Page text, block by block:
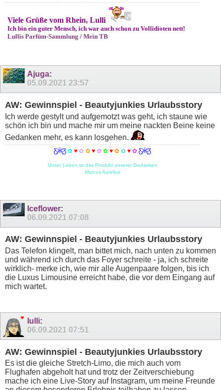
Viele Grüße vom Rhein, Lulli
Ich bin ein guter Mensch, ich war auch schon zu Vollidioten nett!
Lullis Parfüm-Sammlung / Mein TB
Ajuga:
05.09.2021 23:57
AW: Gewinnspiel - Beautyjunkies Urlaubsstory
Ich werde gestylt und aufgemotzt was geht, ich staune wie
schön ich bin und mache mir um meine nackten Beine keine
Gedanken mehr, es kann losgehen.
Ƹ̵̡Ӝ̵̨̄Ʒ ✿♥✿ ✿ ♥✿✿♥✿✿♥✿Ƹ̵̡Ӝ̵̨̄Ʒ
Unser Leben ist das Produkt unserer Gedanken
Marcus Aurelius
Iceflower:
06.09.2021 07:08
AW: Gewinnspiel - Beautyjunkies Urlaubsstory
Das Telefon klingelt, man bittet mich, nach unten zu kommen
und während ich durch das Foyer schreite - ja, ich schreite
wirklich- merke ich, wie mir alle Augenpaare folgen, bis ich
die Luxus Limousine erreicht habe, die vor dem Eingang auf
mich wartet.
lulli:
06.09.2021 07:51
AW: Gewinnspiel - Beautyjunkies Urlaubsstory
Es ist die gleiche Stretch-Limo, die mich auch vom
Flughafen abgeholt hat und trotz der Zeitverschiebung
mache ich eine Live-Story auf Instagram, um meine Freunde